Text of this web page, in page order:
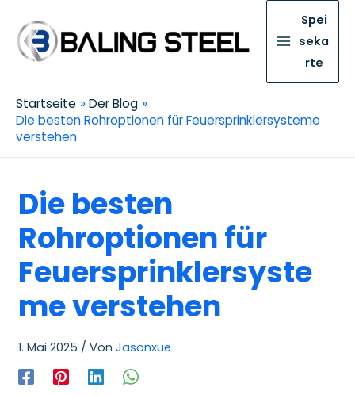
Spei
seka
rte
Startseite
Der Blog
Die besten Rohroptionen für Feuersprinklersysteme
verstehen
Die besten
Rohroptionen für
Feuersprinklersyste
me verstehen
1. Mai 2025 / Von Jasonxue